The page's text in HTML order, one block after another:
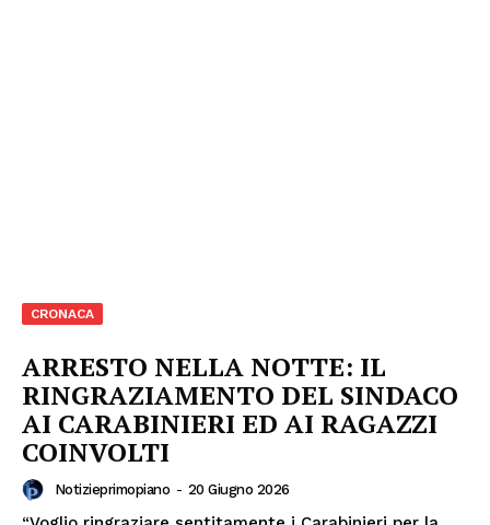
CRONACA
ARRESTO NELLA NOTTE: IL
RINGRAZIAMENTO DEL SINDACO
AI CARABINIERI ED AI RAGAZZI
COINVOLTI
Notizieprimopiano - 20 Giugno 2026